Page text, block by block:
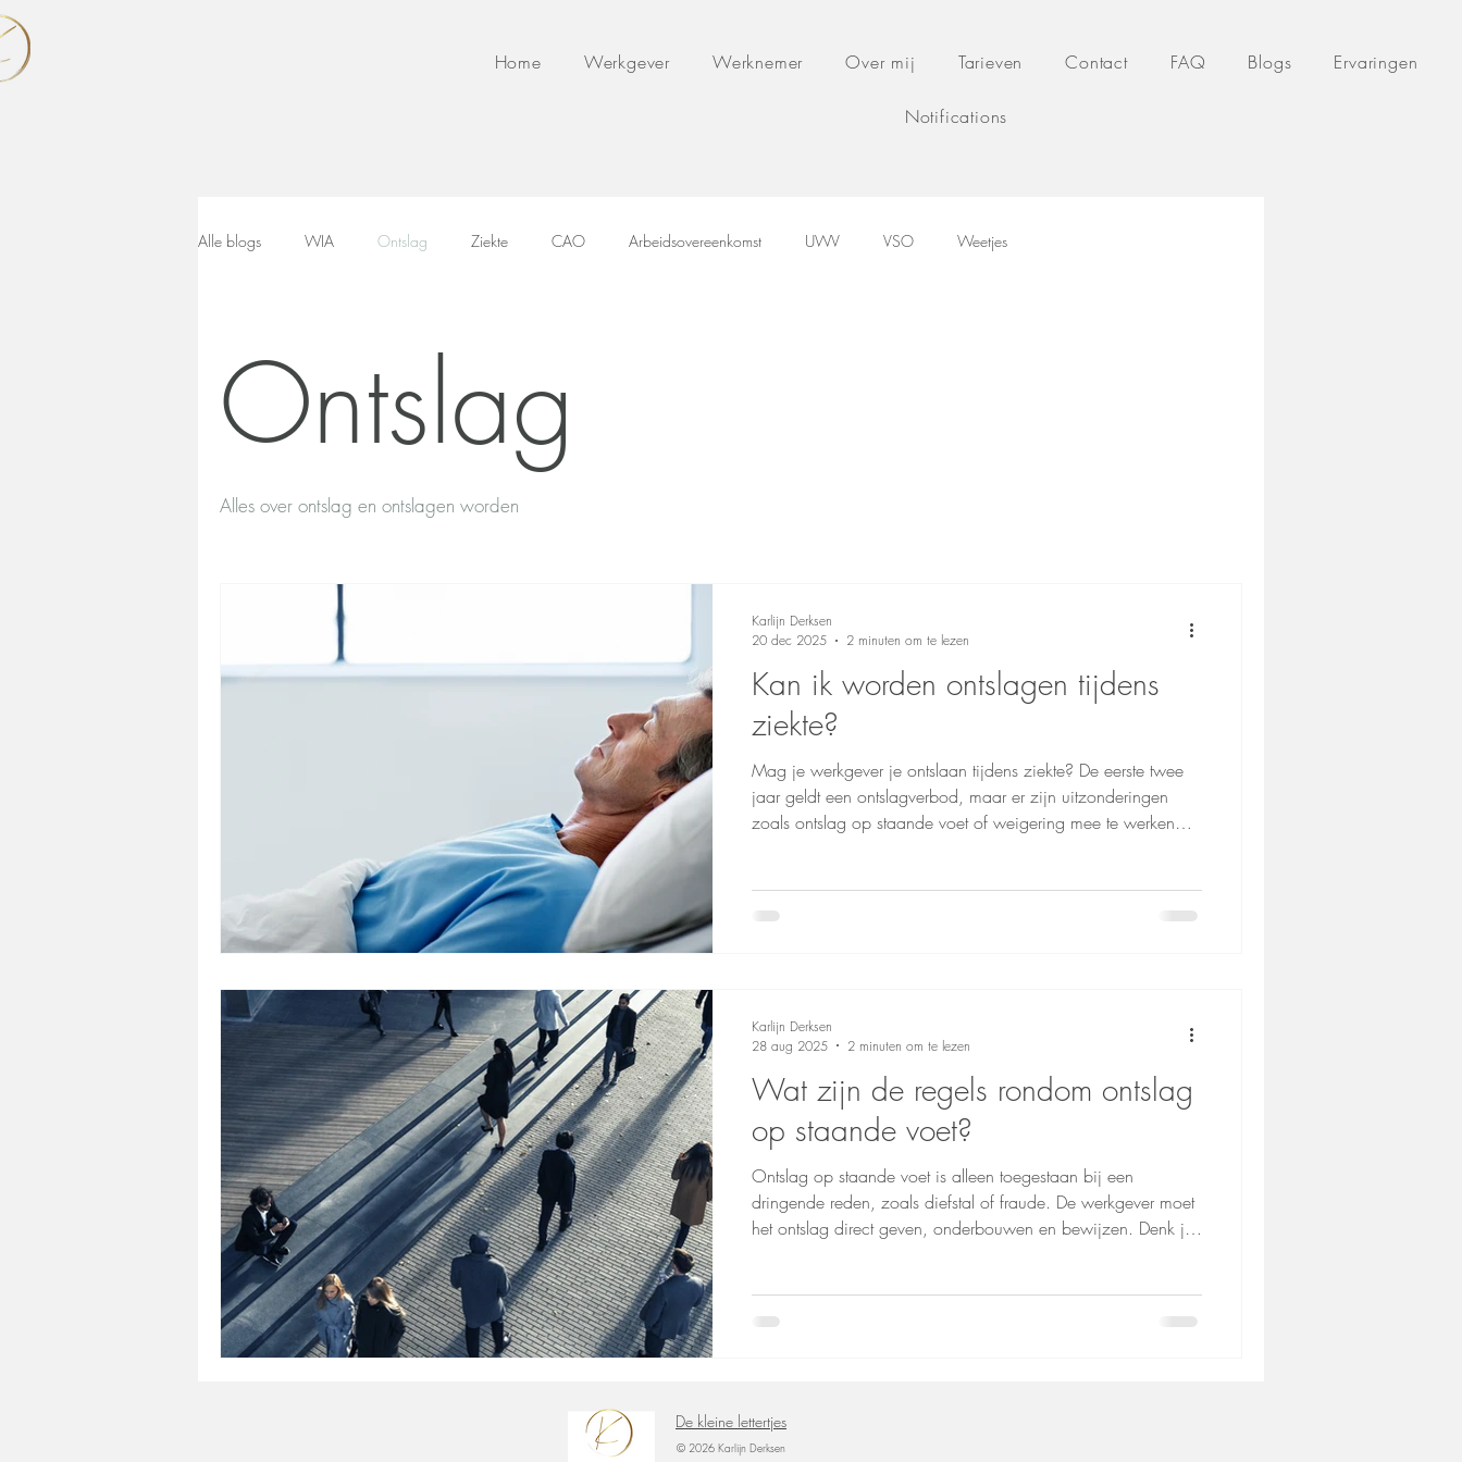
Home Werkgever Werknemer Over mij Tarieven Contact FAQ Blogs Ervaringen
Notifications
Alle blogs WIA Ontslag Ziekte CAO Arbeidsovereenkomst UWV VSO Weetjes
Ontslag
Alles over ontslag en ontslagen worden
Kan ik worden ontslagen tijdens
ziekte?
Mag je werkgever je ontslaan tijdens ziekte? De eerste twee
jaar geldt een ontslagverbod, maar er zijn uitzonderingen
zoals ontslag op staande voet of weigering mee te werken
Karlijn Derksen
20 dec 2025
2 minuten om te lezen
Wat zijn de regels rondom ontslag
op staande voet?
Ontslag op staande voet is alleen toegestaan bij een
dringende reden, zoals diefstal of fraude. De werkgever moet
het ontslag direct geven, onderbouwen en bewijzen. Denk je
Karlijn Derksen
28 aug 2025
2 minuten om te lezen
De kleine lettertjes
© 2026 Karlijn Derksen